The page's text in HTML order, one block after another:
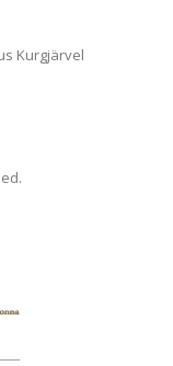
Kurgjärvel